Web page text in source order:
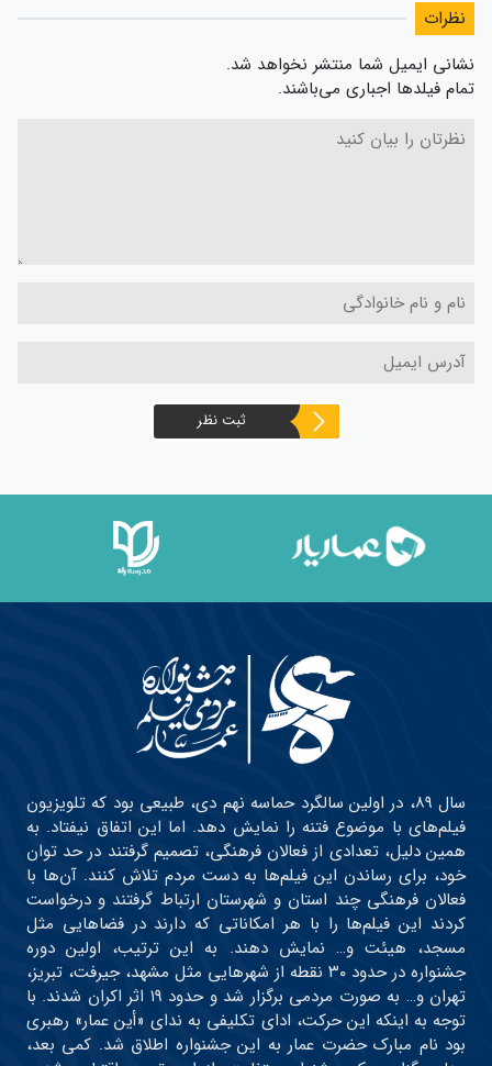
نظرات
نشانی ایمیل شما منتشر نخواهد شد.
تمام فیلدها اجباری می‌باشند.
ثبت نظر
سال ۸۹، در اولین سالگرد حماسه نهم دی، طبیعی بود که تلویزیون
فیلم‌های با موضوع فتنه را نمایش دهد. اما این اتفاق نیفتاد. به
همین دلیل، تعدادی از فعالان فرهنگی، تصمیم گرفتند در حد توان
خود، برای رساندن این فیلم‌ها به دست مردم تلاش کنند. آن‌ها با
فعالان فرهنگی چند استان و شهرستان ارتباط گرفتند و درخواست
کردند این فیلم‌ها را با هر امکاناتی که دارند در فضاهایی مثل
مسجد، هیئت و… نمایش دهند. به این ترتیب، اولین دوره
جشنواره در حدود ۳۰ نقطه از شهرهایی مثل مشهد، جیرفت، تبریز،
تهران و… به صورت مردمی برگزار شد و حدود ۱۹ اثر اکران شدند. با
توجه به اینکه این حرکت، ادای تکلیفی به ندای «أین عمار» رهبری
بود نام مبارک حضرت عمار به این جشنواره اطلاق شد. کمی بعد،